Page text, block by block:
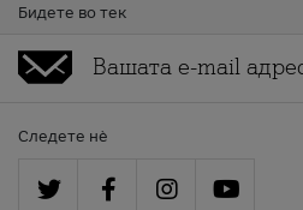
Бидете во тек
Следете нè